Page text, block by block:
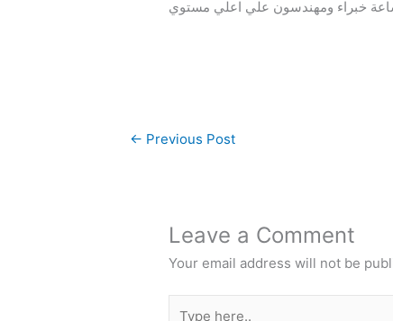
← Previous Post
Leave a Comment
Your email address will not be